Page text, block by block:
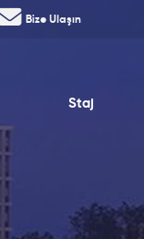
Bize Ulaşın
Staj